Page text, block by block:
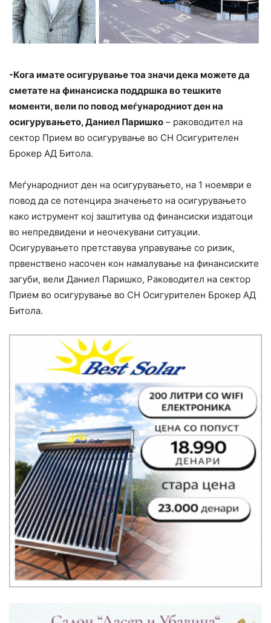
-Кога имате осигурување тоа значи дека можете да
сметате на финансиска поддршка во тешките
моменти, вели по повод меѓународниот ден на
осигурувањето, Даниел Паришко – раководител на
сектор Прием во осигурување во СН Осигурителен
Брокер АД Битола.
Меѓународниот ден на осигурувањето, на 1 ноември е
повод да се потенцира значењето на осигурувањето
како иструмент кој заштитува од финансиски издатоци
во непредвидени и неочекувани ситуации.
Осигурувањето претставува управување со ризик,
првенствено насочен кон намалување на финансиските
загуби, вели Даниел Паришко, Раководител на сектор
Прием во осигурување во СН Осигурителен Брокер АД
Битола.